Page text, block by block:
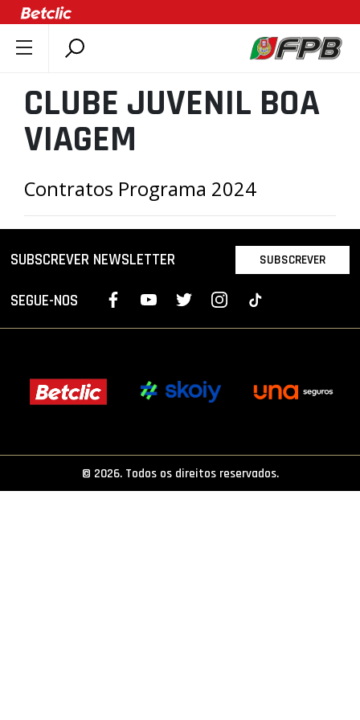
DOCUMENTOS
ÚLTIMAS
ASSOCIAÇÕES
CLUBES
AGENDA
SELEÇÕES
MINIBASQUETE
PROJETOS
CLUBE JUVENIL BOA
VIAGEM
Contratos Programa 2024
SUBSCREVER NEWSLETTER SUBSCREVER
SEGUE-NOS
© 2026. Todos os direitos reservados.